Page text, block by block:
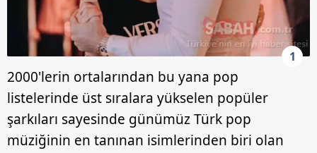
1
2000'lerin ortalarından bu yana pop
listelerinde üst sıralara yükselen popüler
şarkıları sayesinde günümüz Türk pop
müziğinin en tanınan isimlerinden biri olan